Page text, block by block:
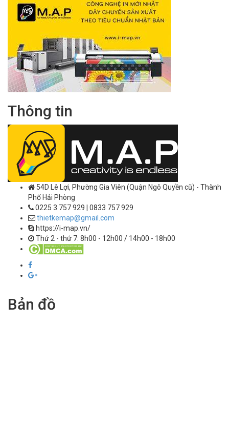
Thông tin
54D Lê Lợi, Phường Gia Viên (Quận Ngô Quyền cũ) - Thành
Phố Hải Phòng
0225 3 757 929 | 0833 757 929
thietkemap@gmail.com
https://i-map.vn/
Thứ 2 - thứ 7: 8h00 - 12h00 / 14h00 - 18h00
Bản đồ